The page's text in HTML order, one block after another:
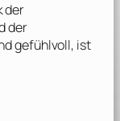
der
der
gefühlvoll, ist